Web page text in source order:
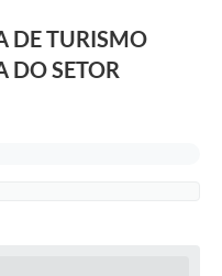
DE TURISMO
DO SETOR